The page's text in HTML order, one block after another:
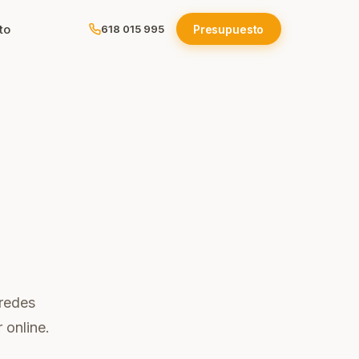
618 015 995 Presupuesto
online.